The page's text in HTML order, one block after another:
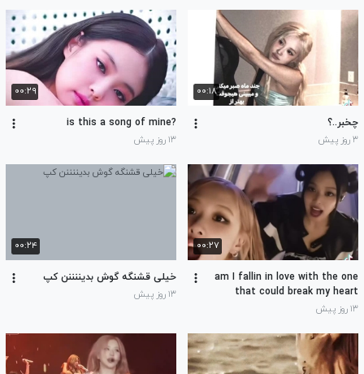
۰۰:۱۸
چخبر..؟
۳ روز پیش
۰۰:۲۹
?is this a song of mine
۱۳ روز پیش
۰۰:۲۷
am I fallin in love with the one
that could break my heart
۱۳ روز پیش
۰۰:۲۴
خیلی قشنگه گوش بدیننننن کپ
۱۳ روز پیش